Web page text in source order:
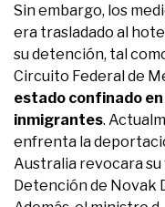
Sin embargo, los
era trasladado al
su detención, tal
Circuito Federal de
estado confinado
inmigrantes.
enfrenta la
Australia revocara su
Detención de Novak